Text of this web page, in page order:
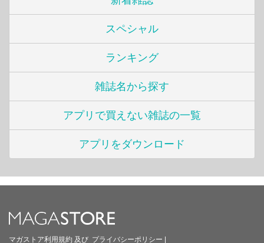
スペシャル
ランキング
雑誌名から探す
アプリで買えない雑誌の一覧
アプリをダウンロード
マガストア利用規約 及び プライバシーポリシー